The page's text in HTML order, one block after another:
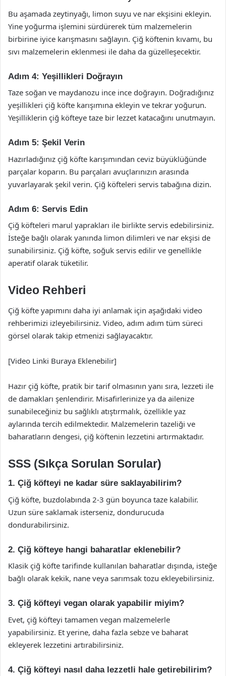
Bu aşamada zeytinyağı, limon suyu ve nar ekşisini ekleyin.
Yine yoğurma işlemini sürdürerek tüm malzemelerin
birbirine iyice karışmasını sağlayın. Çiğ köftenin kıvamı, bu
sıvı malzemelerin eklenmesi ile daha da güzelleşecektir.
Adım 4: Yeşillikleri Doğrayın
Taze soğan ve maydanozu ince ince doğrayın. Doğradığınız
yeşillikleri çiğ köfte karışımına ekleyin ve tekrar yoğurun.
Yeşilliklerin çiğ köfteye taze bir lezzet katacağını unutmayın.
Adım 5: Şekil Verin
Hazırladığınız çiğ köfte karışımından ceviz büyüklüğünde
parçalar koparın. Bu parçaları avuçlarınızın arasında
yuvarlayarak şekil verin. Çiğ köfteleri servis tabağına dizin.
Adım 6: Servis Edin
Çiğ köfteleri marul yaprakları ile birlikte servis edebilirsiniz.
İsteğe bağlı olarak yanında limon dilimleri ve nar ekşisi de
sunabilirsiniz. Çiğ köfte, soğuk servis edilir ve genellikle
aperatif olarak tüketilir.
Video Rehberi
Çiğ köfte yapımını daha iyi anlamak için aşağıdaki video
rehberimizi izleyebilirsiniz. Video, adım adım tüm süreci
görsel olarak takip etmenizi sağlayacaktır.
[Video Linki Buraya Eklenebilir]
Hazır çiğ köfte, pratik bir tarif olmasının yanı sıra, lezzeti ile
de damakları şenlendirir. Misafirlerinize ya da ailenize
sunabileceğiniz bu sağlıklı atıştırmalık, özellikle yaz
aylarında tercih edilmektedir. Malzemelerin tazeliği ve
baharatların dengesi, çiğ köftenin lezzetini artırmaktadır.
SSS (Sıkça Sorulan Sorular)
1. Çiğ köfteyi ne kadar süre saklayabilirim?
Çiğ köfte, buzdolabında 2-3 gün boyunca taze kalabilir.
Uzun süre saklamak isterseniz, dondurucuda
dondurabilirsiniz.
2. Çiğ köfteye hangi baharatlar eklenebilir?
Klasik çiğ köfte tarifinde kullanılan baharatlar dışında, isteğe
bağlı olarak kekik, nane veya sarımsak tozu ekleyebilirsiniz.
3. Çiğ köfteyi vegan olarak yapabilir miyim?
Evet, çiğ köfteyi tamamen vegan malzemelerle
yapabilirsiniz. Et yerine, daha fazla sebze ve baharat
ekleyerek lezzetini artırabilirsiniz.
4. Çiğ köfteyi nasıl daha lezzetli hale getirebilirim?